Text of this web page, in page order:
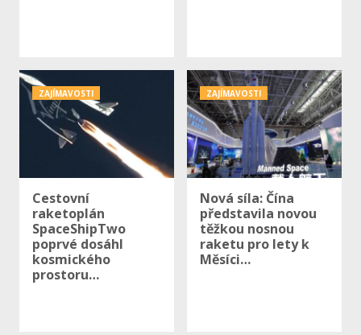
ZAJÍMAVOSTI
Cestovní
raketoplán
SpaceShipTwo
poprvé dosáhl
kosmického
prostoru…
ZAJÍMAVOSTI
Nová síla: Čína
představila novou
těžkou nosnou
raketu pro lety k
Měsíci…